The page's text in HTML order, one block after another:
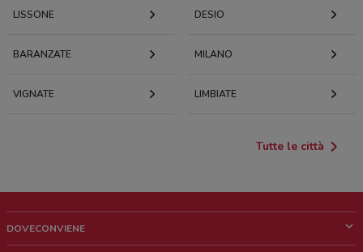
LISSONE DESIO
BARANZATE MILANO
VIGNATE LIMBIATE
Tutte le città
DOVECONVIENE